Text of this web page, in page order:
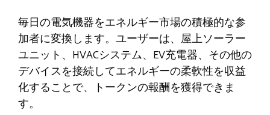
毎日の電気機器をエネルギー市場の積極的な参
加者に変換します。ユーザーは、屋上ソーラー
ユニット、HVACシステム、EV充電器、その他の
デバイスを接続してエネルギーの柔軟性を収益
化することで、トークンの報酬を獲得できま
す。